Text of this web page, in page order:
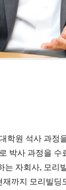
학원 석사 과정
박사 과정을
는 자회사, 모리
까지 모리빌